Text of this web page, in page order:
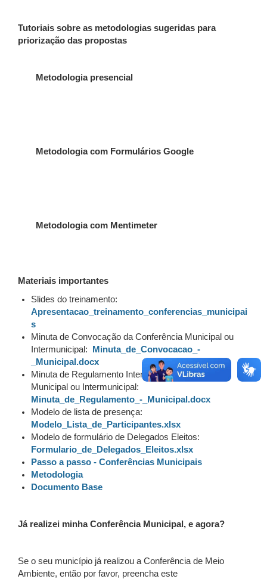
Tutoriais sobre as metodologias sugeridas para
priorização das propostas
Metodologia presencial
Metodologia com Formulários Google
Metodologia com Mentimeter
Materiais importantes
Slides do treinamento:
Apresentacao_treinamento_conferencias_municipai
s
Minuta de Convocação da Conferência Municipal ou
Intermunicipal:
Minuta_de_Convocacao_-
_Municipal.docx
Minuta de Regulamento Interno da Conferência
Municipal ou Intermunicipal:
Minuta_de_Regulamento_-_Municipal.docx
Modelo de lista de presença:
Modelo_Lista_de_Participantes.xlsx
Modelo de formulário de Delegados Eleitos:
Formulario_de_Delegados_Eleitos.xlsx
Passo a passo - Conferências Municipais
Metodologia
Documento Base
Já realizei minha Conferência Municipal, e agora?
Se o seu município já realizou a Conferência de Meio
Ambiente, então por favor, preencha este